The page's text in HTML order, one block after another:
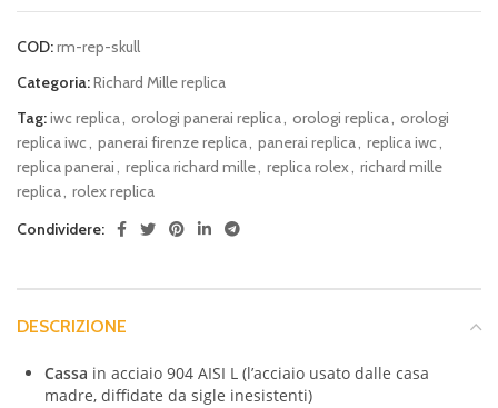
COD:rm-rep-skull
Categoria:Richard Mille replica
Tag:iwc replica, orologi panerai replica, orologi replica, orologi
replica iwc, panerai firenze replica, panerai replica, replica iwc,
replica panerai, replica richard mille, replica rolex, richard mille
replica, rolex replica
Condividere:
DESCRIZIONE
Cassa in acciaio 904 AISI L (l’acciaio usato dalle casa
madre, diffidate da sigle inesistenti)